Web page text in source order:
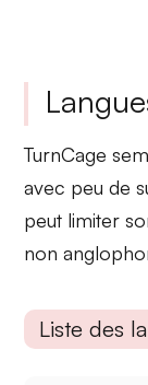
TurnCage
avec peu de
peut limiter
non
Liste des